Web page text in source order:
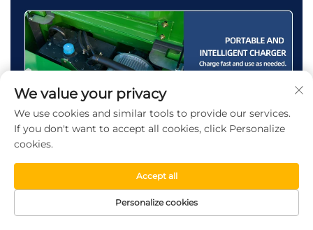
We value your privacy
We use cookies and similar tools to provide our services.
If you don't want to accept all cookies, click Personalize
cookies.
Personalize cookies
Accept all